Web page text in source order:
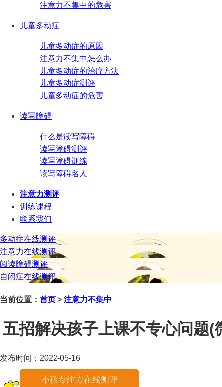
注意力不集中的危害
儿童多动症
儿童多动症的原因
注意力不集中怎么办
儿童多动症的治疗方法
儿童多动症测评
儿童多动症的危害
读写障碍
什么是读写障碍
读写障碍测评
读写障碍训练
读写障碍名人
注意力测评
训练课程
联系我们
多动症在线测评
注意力在线测评
阅读障碍测评
自闭症在线测评
当前位置： 首页 > 注意力不集中
五招解决孩子上课不专心问题
发布时间：2022-05-16